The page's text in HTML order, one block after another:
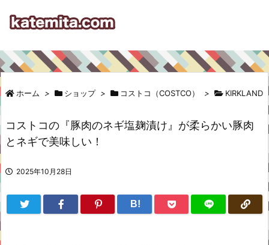
ホーム > ショップ > コストコ（COSTCO） > KIRKLAND
コストコの『豚肉のネギ塩麹漬け』が柔らかい豚肉
とネギで美味しい！
2025年10月28日
B!